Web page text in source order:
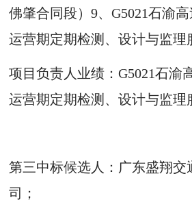
佛肇合同段）9、G5021石渝
运营期定期检测、设计与监理
项目负责人业绩：G5021石渝
运营期定期检测、设计与监理
第三中标候选人：广东盛翔交
司；